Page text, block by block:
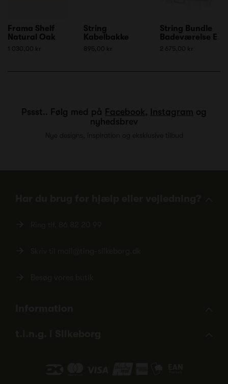
Frama Shelf
Natural Oak
1 030,00 kr
String
Kabelbakke
895,00 kr
String Bundle
Badeværelse E
2 675,00 kr
Pssst.. Følg med på Facebook, Instagram og
nyhedsbrev
Nye designs, inspiration og eksklusive tilbud